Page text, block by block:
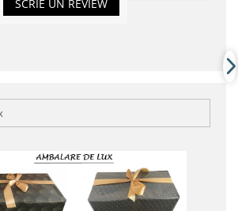
SCRIE UN REVIEW